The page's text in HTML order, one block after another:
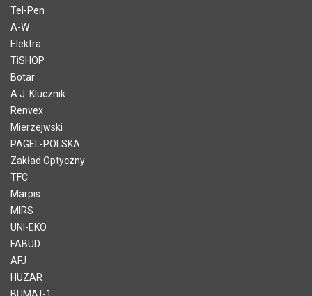
Tel-Pen
A-W
Elektra
TiSHOP
Botar
A.J. Klucznik
Renvex
Mierzejwski
PAGEL-POLSKA
Zakład Optyczny
TFC
Marpis
MIRS
UNI-EKO
FABUD
AFJ
HUZAR
BUMAT-1